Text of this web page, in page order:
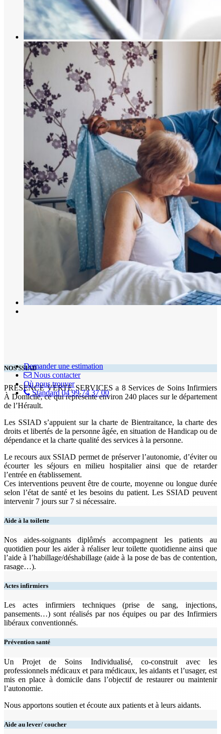
NOS SSIAD
PRÉSENCE VERTE SERVICES a 8 Services de Soins Infirmiers
À Domicile, ce qui représente environ 240 places sur le département
de l’Hérault.
Les SSIAD s’appuient sur la charte de Bientraitance, la charte des
droits et libertés de la personne âgée, en situation de Handicap ou de
dépendance et la charte qualité des services à la personne.
Le recours aux SSIAD permet de préserver l’autonomie, d’éviter ou
écourter les séjours en milieu hospitalier ainsi que de retarder
l’entrée en établissement.
Ces interventions peuvent être de courte, moyenne ou longue durée
selon l’état de santé et les besoins du patient. Les SSIAD peuvent
intervenir 7 jours sur 7 si nécessaire.
Aide à la toilette
Nos aides-soignants diplômés accompagnent les patients au
quotidien pour les aider à réaliser leur toilette quotidienne ainsi que
l’aide à l’habillage/déshabillage (aide à la pose de bas de contention,
rasage…).
Actes infirmiers
Les actes infirmiers techniques (prise de sang, injections,
pansements…) sont réalisés par nos équipes ou par des Infirmiers
libéraux conventionnés.
Prévention santé
Un Projet de Soins Individualisé, co-construit avec les
professionnels médicaux et para médicaux, les aidants et l’usager, est
mis en place à domicile dans l’objectif de restaurer ou maintenir
l’autonomie.
Nous apportons soutien et écoute aux patients et à leurs aidants.
Aide au lever/ coucher
Demander une estimation
Nous contacter
Où nous trouver
Standard 04 99 74 37 00